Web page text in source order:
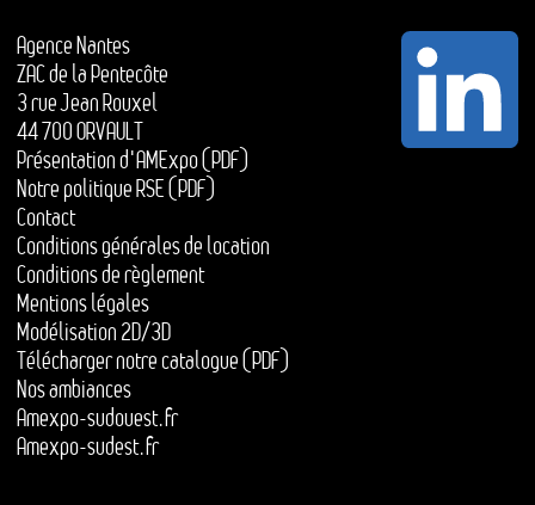
Agence Nantes
ZAC de la Pentecôte
3 rue Jean Rouxel
44 700 ORVAULT
Présentation d'AMExpo (PDF)
Notre politique RSE (PDF)
Contact
Conditions générales de location
Conditions de règlement
Mentions légales
Modélisation 2D/3D
Télécharger notre catalogue (PDF)
Nos ambiances
Amexpo-sudouest.fr
Amexpo-sudest.fr